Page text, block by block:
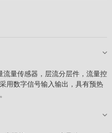
量传感器，层流分层件，流量控
用数字信号输入输出，具有预热